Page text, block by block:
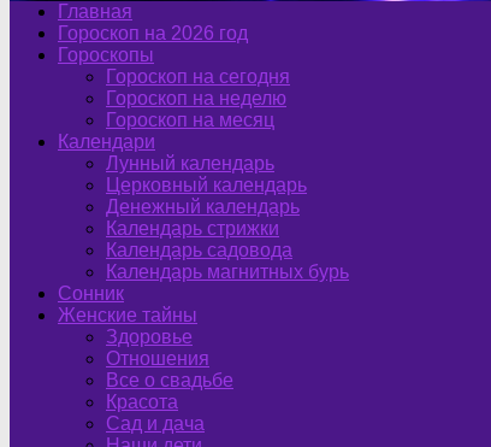
Главная
Гороскоп на 2026 год
Гороскопы
Гороскоп на сегодня
Гороскоп на неделю
Гороскоп на месяц
Календари
Лунный календарь
Церковный календарь
Денежный календарь
Календарь стрижки
Календарь садовода
Календарь магнитных бурь
Сонник
Женские тайны
Здоровье
Отношения
Все о свадьбе
Красота
Сад и дача